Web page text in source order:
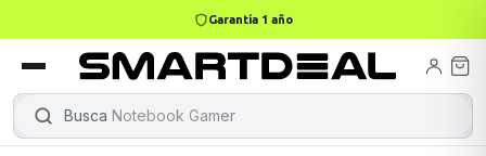
Garantía 1 año
Busca Notebook Gamer